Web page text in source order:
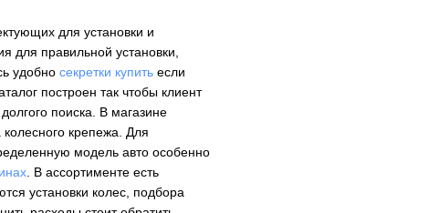
для установки и
для правильной установки,
удобно секретки купить если
построен так чтобы клиент
поиска. В магазине
крепежа. Для
модель авто особенно
. В ассортименте есть
установки колес, подбора